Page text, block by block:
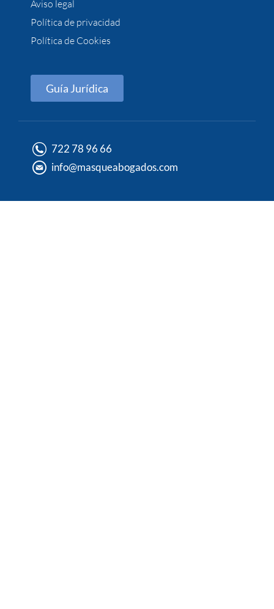
Aviso legal
Política de privacidad
Política de Cookies
Guía Jurídica
722 78 96 66
info@masqueabogados.com